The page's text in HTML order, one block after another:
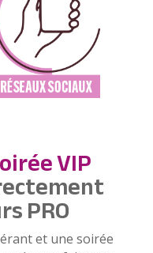
VIP
PRO
et une soirée